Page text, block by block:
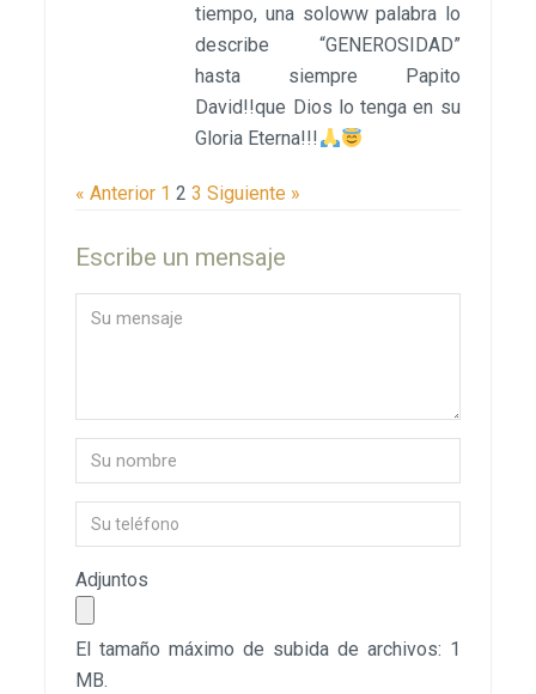
tiempo, una soloww palabra lo
describe “GENEROSIDAD”
hasta siempre Papito
David!!que Dios lo tenga en su
Gloria Eterna!!!
« Anterior 1 2 3 Siguiente »
Escribe un mensaje
Adjuntos
El tamaño máximo de subida de archivos: 1
MB.